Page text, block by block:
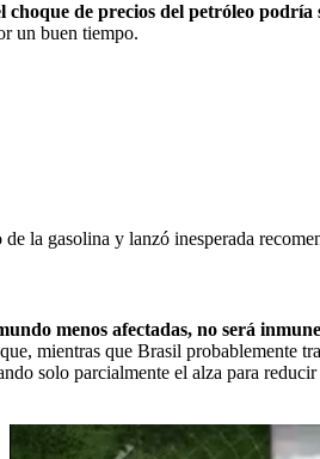
de precios del petróleo
un buen tiempo.
la gasolina y lanzó inesperada
menos afectadas, no será inmune
mientras que Brasil probablemente
solo parcialmente el alza para